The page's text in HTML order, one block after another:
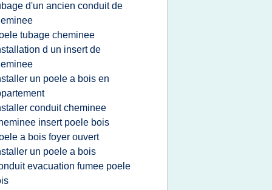
d'un ancien conduit de
tubage cheminee
d un insert de
un poele a bois en
conduit cheminee
insert poele bois
a bois foyer ouvert
un poele a bois
evacuation fumee poele